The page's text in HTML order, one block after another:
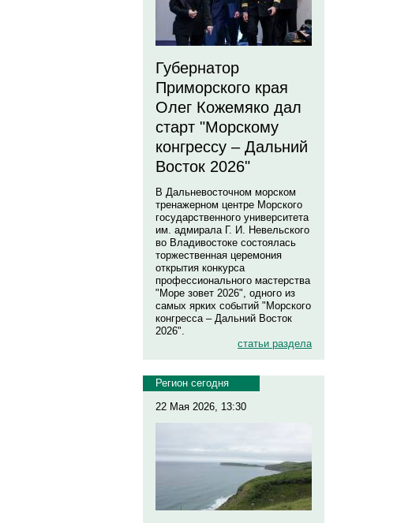
Губернатор
Приморского края
Олег Кожемяко дал
старт "Морскому
конгрессу – Дальний
Восток 2026"
В Дальневосточном морском
тренажерном центре Морского
государственного университета
им. адмирала Г. И. Невельского
во Владивостоке состоялась
торжественная церемония
открытия конкурса
профессионального мастерства
"Море зовет 2026", одного из
самых ярких событий "Морского
конгресса – Дальний Восток
2026".
статьи раздела
Регион сегодня
22 Мая 2026, 13:30